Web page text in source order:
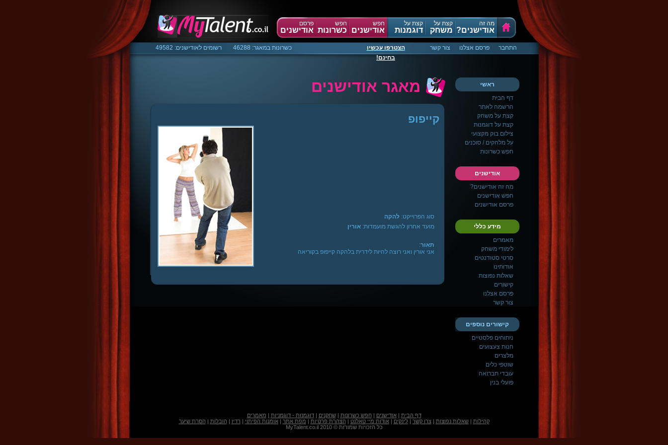
פרסם
אודישנים
חפש
כשרונות
חפש
אודישנים
קצת על
דוגמנות
קצת על
משחק
מה זה
אודישנים?
התחבר פרסם אצלנו צור קשר
הצטרפו עכשיו
בחינם!
כשרונות במאגר: 46288 רשומים לאודישנים: 49582
מאגר אודישנים
קייפופ
Creating
/media/ssd/html/mytalent.co.il/www/classes/class.msgManager.php
סוג הפרוייקט: להקה
מועד אחרון להגשת מועמדות: אורין
תאור:
אני אורין ואני רוצה להיות לידרית בלהקה קייפופ בקוריאה
ראשי
דף הבית
הרשמה לאתר
קצת על משחק
קצת על דוגמנות
צילום בוק מקצועי
על מלהקים / סוכנים
חפש כשרונות
אודישנים
מה זה אודישנים?
חפש אודישנים
פרסם אודישנים
מידע כללי
מאמרים
לימודי משחק
סרטי סטודנטים
אודותינו
שאלות נפוצות
קישורים
פרסם אצלנו
צור קשר
קישורים נוספים
ניתוחים פלסטיים
חנות צעצועים
מלצרים
שוטפי כלים
עובדי תברואה
פועלי בנין
דף הבית |אודישנים |חפש כשרונות |שחקנים |דוגמנות - דוגמניות | מאמרים
קהילות |שאלות נפוצות |צרו קשר |לינקים |אודות מיי טאלנט | הצהרת פרטיות | מפת אתר |אומנות הפיתוי | רדיו | הובלות | הסרת שיער
כל הזכויות שמורות © 2010 MyTalent.co.il